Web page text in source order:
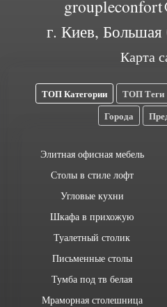
г. Киев,
Карта
ТОП Категории ТОП Теги
Города
Элитная офисная мебель
Столы в стиле лофт
Угловые кухни
Шкафа в прихожую
Туалетный столик
Письменные столы
Тумба под тв белая
Мраморная столешница